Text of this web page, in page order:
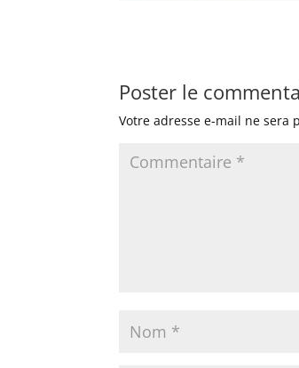
Poster le
Votre adresse e-mail ne sera